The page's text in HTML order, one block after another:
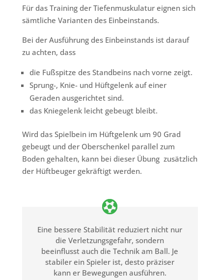
Für das Training der Tiefenmuskulatur eignen sich
sämtliche Varianten des Einbeinstands.
Bei der Ausführung des Einbeinstands ist darauf
zu achten, dass
die Fußspitze des Standbeins nach vorne zeigt.
Sprung-, Knie- und Hüftgelenk auf einer
Geraden ausgerichtet sind.
das Kniegelenk leicht gebeugt bleibt.
Wird das Spielbein im Hüftgelenk um 90 Grad
gebeugt und der Oberschenkel parallel zum
Boden gehalten, kann bei dieser Übung zusätzlich
der Hüftbeuger gekräftigt werden.
Eine bessere Stabilität reduziert nicht nur
die Verletzungsgefahr, sondern
beeinflusst auch die Technik am Ball. Je
stabiler ein Spieler ist, desto präziser
kann er Bewegungen ausführen.